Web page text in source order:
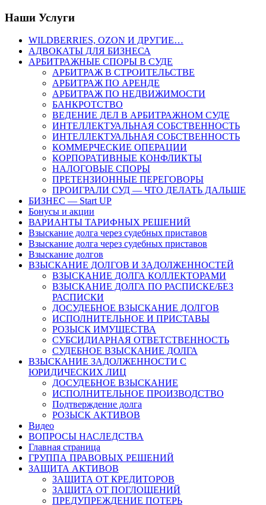
Наши Услуги
WILDBERRIES, OZON И ДРУГИЕ…
АДВОКАТЫ ДЛЯ БИЗНЕСА
АРБИТРАЖНЫЕ СПОРЫ В СУДЕ
АРБИТРАЖ В СТРОИТЕЛЬСТВЕ
АРБИТРАЖ ПО АРЕНДЕ
АРБИТРАЖ ПО НЕДВИЖИМОСТИ
БАНКРОТСТВО
ВЕДЕНИЕ ДЕЛ В АРБИТРАЖНОМ СУДЕ
ИНТЕЛЛЕКТУАЛЬНАЯ СОБСТВЕННОСТЬ
ИНТЕЛЛЕКТУАЛЬНАЯ СОБСТВЕННОСТЬ
КОММЕРЧЕСКИЕ ОПЕРАЦИИ
КОРПОРАТИВНЫЕ КОНФЛИКТЫ
НАЛОГОВЫЕ СПОРЫ
ПРЕТЕНЗИОННЫЕ ПЕРЕГОВОРЫ
ПРОИГРАЛИ СУД — ЧТО ДЕЛАТЬ ДАЛЬШЕ
БИЗНЕС — Start UP
Бонусы и акции
ВАРИАНТЫ ТАРИФНЫХ РЕШЕНИЙ
Взыскание долга через судебных приставов
Взыскание долга через судебных приставов
Взыскание долгов
ВЗЫСКАНИЕ ДОЛГОВ И ЗАДОЛЖЕННОСТЕЙ
ВЗЫСКАНИЕ ДОЛГА КОЛЛЕКТОРАМИ
ВЗЫСКАНИЕ ДОЛГА ПО РАСПИСКЕ/БЕЗ
РАСПИСКИ
ДОСУДЕБНОЕ ВЗЫСКАНИЕ ДОЛГОВ
ИСПОЛНИТЕЛЬНОЕ И ПРИСТАВЫ
РОЗЫСК ИМУЩЕСТВА
СУБСИДИАРНАЯ ОТВЕТСТВЕННОСТЬ
СУДЕБНОЕ ВЗЫСКАНИЕ ДОЛГА
ВЗЫСКАНИЕ ЗАДОЛЖЕННОСТИ С
ЮРИДИЧЕСКИХ ЛИЦ
ДОСУДЕБНОЕ ВЗЫСКАНИЕ
ИСПОЛНИТЕЛЬНОЕ ПРОИЗВОДСТВО
Подтверждение долга
РОЗЫСК АКТИВОВ
Видео
ВОПРОСЫ НАСЛЕДСТВА
Главная страница
ГРУППА ПРАВОВЫХ РЕШЕНИЙ
ЗАЩИТА АКТИВОВ
ЗАЩИТА ОТ КРЕДИТОРОВ
ЗАЩИТА ОТ ПОГЛОЩЕНИЙ
ПРЕДУПРЕЖДЕНИЕ ПОТЕРЬ